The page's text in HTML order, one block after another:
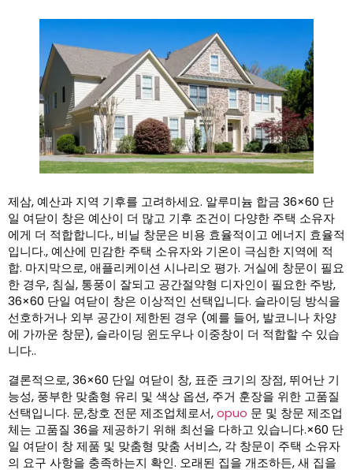
제삼, 예산과 지역 기후를 고려하세요. 알루미늄 합금 36×60 단
일 여닫이 창은 예산이 더 많고 기후 조건이 다양한 주택 소유자
에게 더 적합합니다., 비닐 창문은 비용 효율적이고 에너지 효율적
입니다., 예산에 민감한 주택 소유자와 기온이 극심한 지역에 적
합. 마지막으로, 애플리케이션 시나리오 평가. 거실에 창문이 필요
한 경우, 침실, 통풍이 잘되고 공간절약형 디자인이 필요한 주방,
36×60 단일 여닫이 창은 이상적인 선택입니다. 슬라이딩 방식을
선호하거나 외부 공간이 제한된 경우 (예를 들어, 발코니나 차양
에 가까운 창문), 슬라이딩 윈도우나 이중창이 더 적합할 수 있습
니다..
결론적으로, 36×60 단일 여닫이 창, 표준 크기의 장점, 뛰어난 기
능성, 풍부한 맞춤형 유리 및 색상 옵션, 주거 훈장을 위한 고품질
선택입니다. 문,창호 전문 제조업체로서,opuo 문 및 창문 제조업
체는 고품질 36을 제공하기 위해 최선을 다하고 있습니다.×60 단
일 여닫이 창 제품 및 맞춤형 맞춤 서비스, 각 창문이 주택 소유자
의 요구 사항을 충족하는지 확인. 오래된 집을 개조하든, 새 집을